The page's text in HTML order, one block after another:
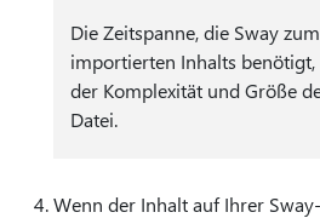
Die Zeitspanne, die Sway
importierten Inhalts
der Komplexität und Größe
Datei.
Wenn der Inhalt auf Ihrer